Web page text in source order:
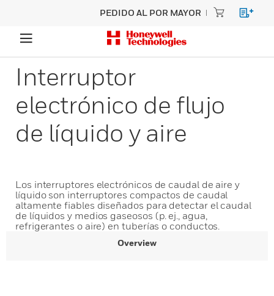
PEDIDO AL POR MAYOR
Interruptor
electrónico de flujo
de líquido y aire
Los interruptores electrónicos de caudal de aire y
líquido son interruptores compactos de caudal
altamente fiables diseñados para detectar el caudal
de líquidos y medios gaseosos (p. ej., agua,
refrigerantes o aire) en tuberías o conductos.
Overview